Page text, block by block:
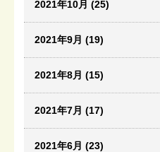
2021年10月 (25)
2021年9月 (19)
2021年8月 (15)
2021年7月 (17)
2021年6月 (23)